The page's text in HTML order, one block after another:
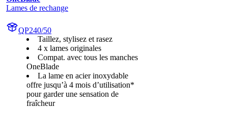
Lames de rechange
QP240/50
Taillez, stylisez et rasez
4 x lames originales
Compat. avec tous les manches
OneBlade
La lame en acier inoxydable
offre jusqu’à 4 mois d’utilisation*
pour garder une sensation de
fraîcheur